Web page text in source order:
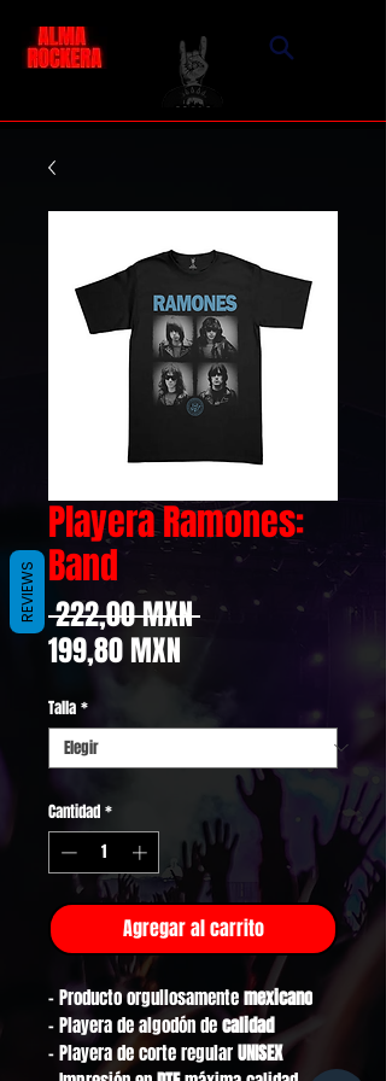
Playera Ramones:
Band
222,00 MXN Precio
199,80 MXN
oferta
Talla *
Cantidad *
Agregar al carrito
- Producto orgullosamentemexicano
- Playera de algodón decalidad
- Playera de corte regularUNISEX
REVIEWS